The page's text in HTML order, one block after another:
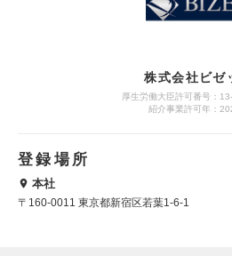
株式会社ビゼ
厚生労働大臣許可番号：
紹介事業許可年：
登録場所
本社
〒160-0011 東京都新宿区若葉1-6-1